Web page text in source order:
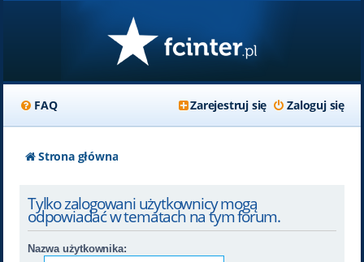
FAQ Zaloguj się
Zarejestruj się
Strona główna
Tylko zalogowani użytkownicy mogą
odpowiadać w tematach na tym forum.
Nazwa użytkownika: